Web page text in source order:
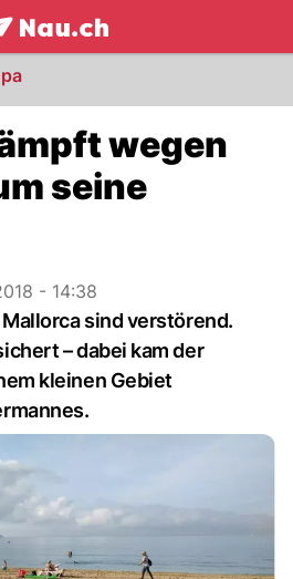
NAU.ch
wegen
seine
- 14:38
sind verstörend.
– dabei kam der
kleinen Gebiet